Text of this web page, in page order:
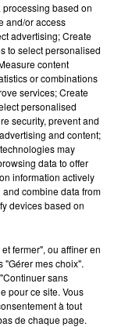
MIDI )
du Sang
une
Duforestel
poitevin.
charte "
Bressuire
acceuil de loisir
based on
and/or access
advertising; Create
to select personalised
content
or combinations
services; Create
personalised
security, prevent and
and content;
may
data to offer
information actively
combine data from
devices based on
fermer", ou affiner en
mes choix".
sans
pour ce site. Vous
à tout
de chaque page.